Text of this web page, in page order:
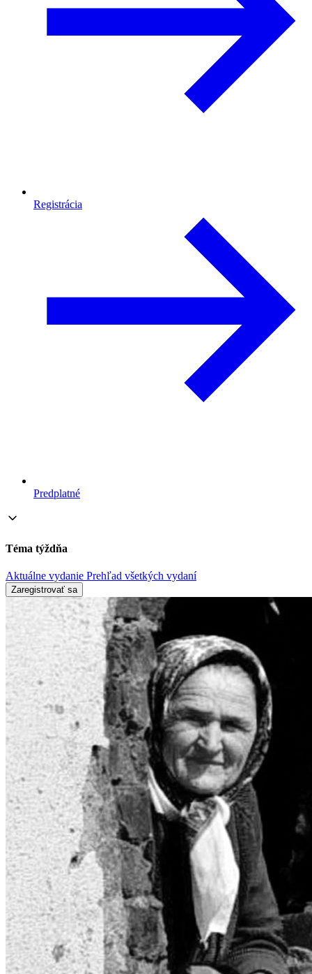
Registrácia
Predplatné
Téma týždňa
Aktuálne vydanie Prehľad všetkých vydaní
Zaregistrovať sa